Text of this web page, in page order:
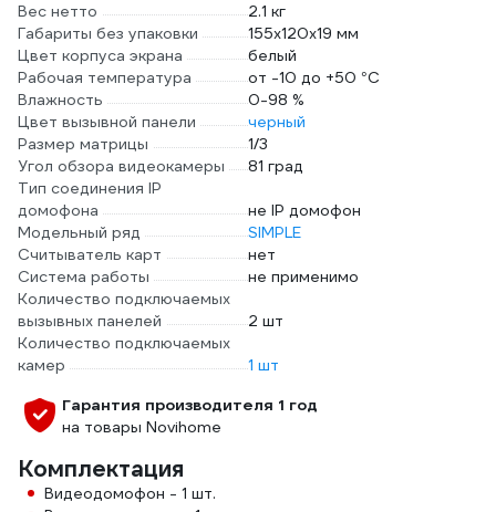
Вес нетто
2.1 кг
Габариты без упаковки
155х120х19 мм
Цвет корпуса экрана
белый
Рабочая температура
от -10 до +50 °С
Влажность
0-98 %
Цвет вызывной панели
черный
Размер матрицы
1/3
Угол обзора видеокамеры
81 град
Тип соединения IP
домофона
не IP домофон
Модельный ряд
SIMPLE
Считыватель карт
нет
Система работы
не применимо
Количество подключаемых
вызывных панелей
2 шт
Количество подключаемых
камер
1 шт
Гарантия производителя 1 год
на товары Novihome
Комплектация
Видеодомофон - 1 шт.